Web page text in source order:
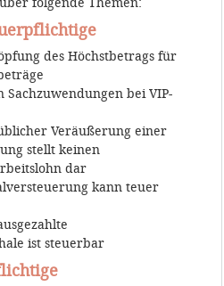
des Höchstbetrags für
Sachzuwendungen bei VIP-
Veräußerung einer
stellt keinen
dar
kann teuer
ist steuerbar